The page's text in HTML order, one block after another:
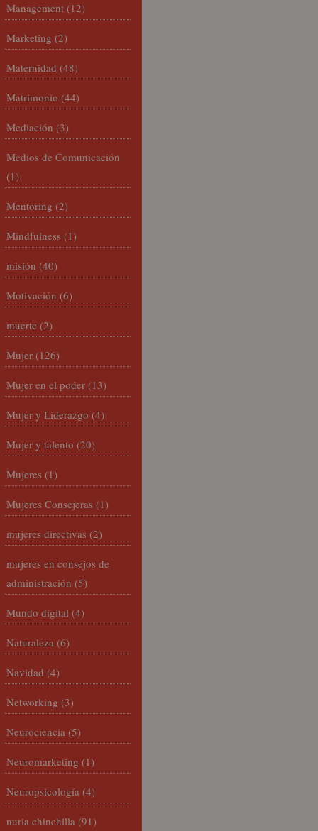
Management (12)
Marketing (2)
Maternidad (48)
Matrimonio (44)
Mediación (3)
Medios de Comunicación
(1)
Mentoring (2)
Mindfulness (1)
misión (40)
Motivación (6)
muerte (2)
Mujer (126)
Mujer en el poder (13)
Mujer y Liderazgo (4)
Mujer y talento (20)
Mujeres (1)
Mujeres Consejeras (1)
mujeres directivas (2)
mujeres en consejos de
administración (5)
Mundo digital (4)
Naturaleza (6)
Navidad (4)
Networking (3)
Neurociencia (5)
Neuromarketing (1)
Neuropsicología (4)
nuria chinchilla (91)